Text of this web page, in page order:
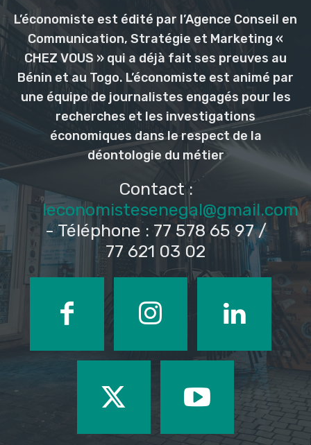
L’économiste est édité par l’Agence Conseil en
Communication, Stratégie et Marketing «
CHEZ VOUS » qui a déjà fait ses preuves au
Bénin et au Togo. L’économiste est animé par
une équipe de journalistes engagés pour les
recherches et les investigations
économiques dans le respect de la
déontologie du métier
Contact :
leconomistesenegal@gmail.com
- Téléphone : 77 578 65 97 /
77 621 03 02